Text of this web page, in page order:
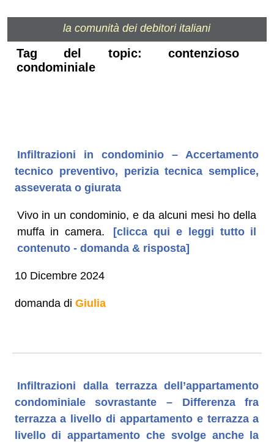
la comunità dei debitori italiani
Tag del topic: contenzioso
condominiale
Infiltrazioni in condominio – Accertamento
tecnico preventivo, perizia tecnica semplice,
asseverata o giurata
Vivo in un condominio, e da alcuni mesi ho della
muffa in camera.
[clicca qui e leggi tutto il
contenuto - domanda & risposta]
10 Dicembre 2024
domanda di Giulia
Infiltrazioni dalla terrazza dell’appartamento
condominiale sovrastante – Differenza fra
terrazza a livello di appartamento e terrazza a
livello di appartamento che svolge anche la